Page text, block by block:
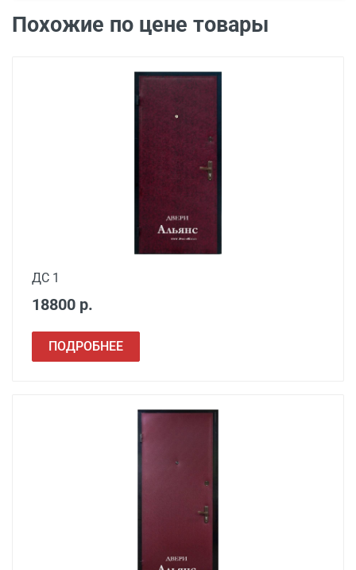
200 руб./этаж
Наименование вида
двери в готовый проем
от 1000
Похожие по цене товары
ДС 1
18800 р.
ПОДРОБНЕЕ